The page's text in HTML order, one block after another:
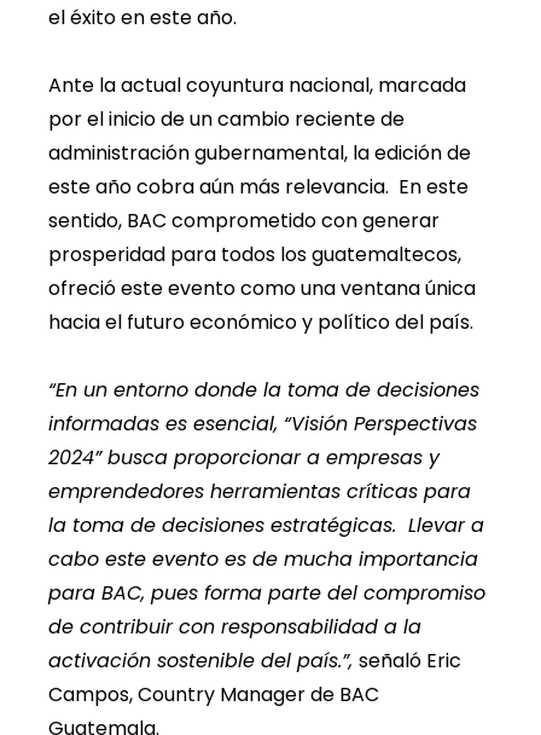
el éxito en este año.
Ante la actual coyuntura nacional, marcada
por el inicio de un cambio reciente de
administración gubernamental, la edición de
este año cobra aún más relevancia. En este
sentido, BAC comprometido con generar
prosperidad para todos los guatemaltecos,
ofreció este evento como una ventana única
hacia el futuro económico y político del país.
“En un entorno donde la toma de decisiones
informadas es esencial, “Visión Perspectivas
2024” busca proporcionar a empresas y
emprendedores herramientas críticas para
la toma de decisiones estratégicas. Llevar a
cabo este evento es de mucha importancia
para BAC, pues forma parte del compromiso
de contribuir con responsabilidad a la
activación sostenible del país.”, señaló Eric
Campos, Country Manager de BAC
Guatemala.